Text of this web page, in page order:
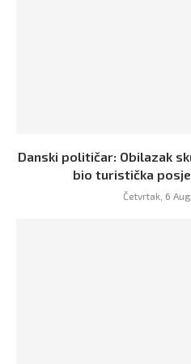
Danski političar: Obilazak
bio turistička
Četvrtak, 6